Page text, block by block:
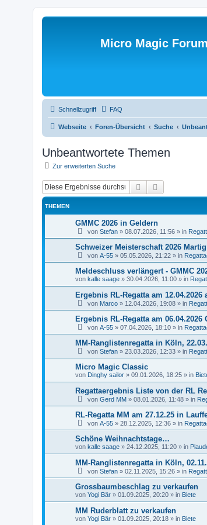
Micro Magic
Schnellzugriff FAQ
Webseite Foren-Übersicht Suche
Unbeantwortete Themen
Zur erweiterten Suche
Suche
THEMEN
GMMC 2026 in Geldern
von Stefan » 08.07.2026, 11:56 » in
Schweizer Meisterschaft 2026
von A-55 » 05.05.2026, 21:22 » in
Meldeschluss verlängert - GMMC
von kalle saage » 30.04.2026, 11:00 » in
Ergebnis RL-Regatta am 12.04.2026
von Marco » 12.04.2026, 19:08 » in
Ergebnis RL-Regatta am
von A-55 » 07.04.2026, 18:10 » in
MM-Ranglistenregatta in Köln,
von Stefan » 23.03.2026, 12:33 » in
Micro Magic Classic
von Dinghy sailor » 09.01.2026, 18:25 » in
Regattaergebnis Liste von der RL
von Gerd MM » 08.01.2026, 11:48 » in
RL-Regatta MM am 27.12.25 in
von A-55 » 28.12.2025, 12:36 » in
Schöne Weihnachtstage…
von kalle saage » 24.12.2025, 11:20 » in
MM-Ranglistenregatta in Köln,
von Stefan » 02.11.2025, 15:26 » in
Grossbaumbeschlag zu verkaufen
von Yogi Bär » 01.09.2025, 20:20 » in Biete
MM Ruderblatt zu verkaufen
von Yogi Bär » 01.09.2025, 20:18 » in Biete